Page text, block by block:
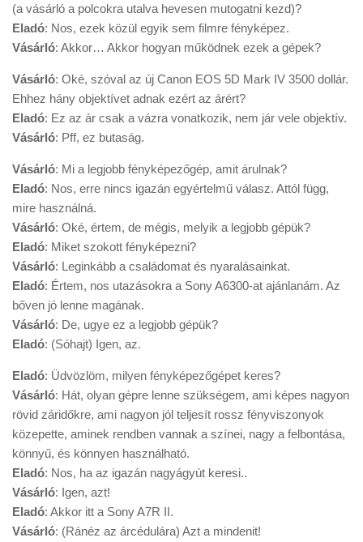
(a vásárló a polcokra utalva hevesen mutogatni kezd)?
Eladó: Nos, ezek közül egyik sem filmre fényképez.
Vásárló: Akkor… Akkor hogyan működnek ezek a gépek?
Vásárló: Oké, szóval az új Canon EOS 5D Mark IV 3500 dollár.
Ehhez hány objektívet adnak ezért az árért?
Eladó: Ez az ár csak a vázra vonatkozik, nem jár vele objektív.
Vásárló: Pff, ez butaság.
Vásárló: Mi a legjobb fényképezőgép, amit árulnak?
Eladó: Nos, erre nincs igazán egyértelmű válasz. Attól függ,
mire használná.
Vásárló: Oké, értem, de mégis, melyik a legjobb gépük?
Eladó: Miket szokott fényképezni?
Vásárló: Leginkább a családomat és nyaralásainkat.
Eladó: Értem, nos utazásokra a Sony A6300-at ajánlanám. Az
bőven jó lenne magának.
Vásárló: De, ugye ez a legjobb gépük?
Eladó: (Sóhajt) Igen, az.
Eladó: Üdvözlöm, milyen fényképezőgépet keres?
Vásárló: Hát, olyan gépre lenne szükségem, ami képes nagyon
rövid záridőkre, ami nagyon jól teljesít rossz fényviszonyok
közepette, aminek rendben vannak a színei, nagy a felbontása,
könnyű, és könnyen használható.
Eladó: Nos, ha az igazán nagyágyút keresi..
Vásárló: Igen, azt!
Eladó: Akkor itt a Sony A7R II.
Vásárló: (Ránéz az árcédulára) Azt a mindenit!